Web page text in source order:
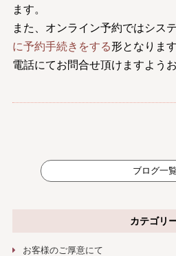
ます。
また、オンライン予約ではシス
に予約手続きをする形となりま
電話にてお問合せ頂けますよう
ブログ一覧
カテゴリ
お客様のご厚意にて